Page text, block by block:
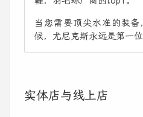
当您需要顶尖水准的装
候，尤尼克斯永远是第一位
实体店与线上店